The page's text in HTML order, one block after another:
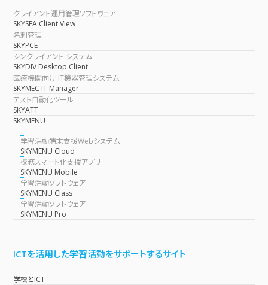
クライアント運用管理ソフトウェア
SKYSEA Client View
名刺管理
SKYPCE
シンクライアント システム
SKYDIV Desktop Client
医療機関向け IT機器管理システム
SKYMEC IT Manager
テスト自動化ツール
SKYATT
SKYMENU
学習活動端末支援Webシステム
SKYMENU Cloud
校務スマート化支援アプリ
SKYMENU Mobile
学習活動ソフトウェア
SKYMENU Class
学習活動ソフトウェア
SKYMENU Pro
ICTを活用した学習活動をサポートするサイト
学校とICT